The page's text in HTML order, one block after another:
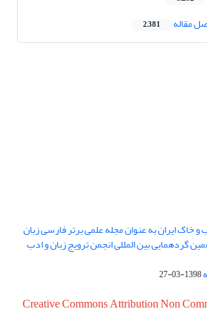
مقاله 2,381
خاک ایران به عنوان مجله علمی برتر فارسی زبان
پانزدهمین گردهمایی بین المللی انجمن ترویج زبان و ادب
1398-03-27
Creative Commons Attribution Non